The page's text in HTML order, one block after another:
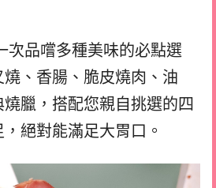
次品嚐多種美味的必點選
、香腸、脆皮燒肉、油
臘，搭配您親自挑選的四
絕對能滿足大胃口。